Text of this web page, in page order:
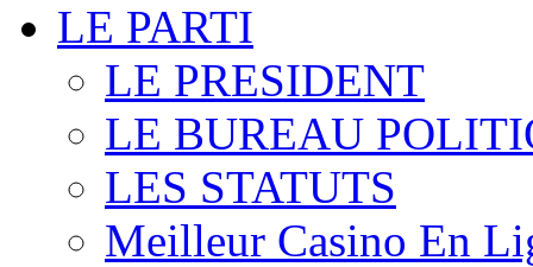
LE PARTI
LE PRESIDENT
LE BUREAU
LES STATUTS
Meilleur Casino En